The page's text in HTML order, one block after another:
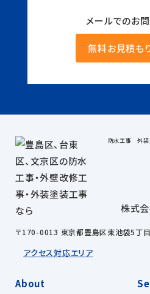
メールでのお
無料お見積も
防水工事 外
株式会
〒170-0013 東京都豊島区東池袋5丁
アクセス対応エリア
About